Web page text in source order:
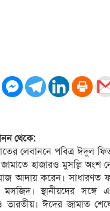
থেকে:
লেবাননে পবিত্র ঈদুল
হাজারও মুসল্লি অংশ
আদায় করেন।
মসজিদ। স্থানীয়দের সঙ্গে
ও ভারতীয়। ঈদের জামাত